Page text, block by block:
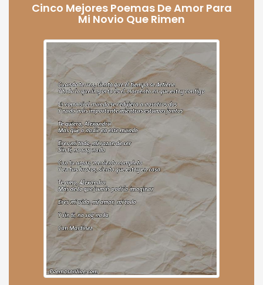
Cinco Mejores Poemas De Amor Para
Mi Novio Que Rimen